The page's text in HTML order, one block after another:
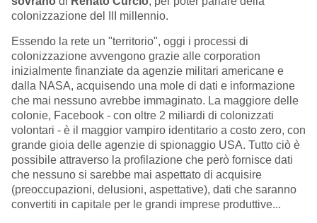
colonizzazione del III millennio.
Essendo la rete un "territorio", oggi i processi di
colonizzazione avvengono grazie alle corporation
inizialmente finanziate da agenzie militari americane e
dalla NASA, acquisendo una mole di dati e informazione
che mai nessuno avrebbe immaginato. La maggiore delle
colonie, Facebook - con oltre 2 miliardi di colonizzati
volontari - è il maggior vampiro identitario a costo zero, con
grande gioia delle agenzie di spionaggio USA. Tutto ciò è
possibile attraverso la profilazione che però fornisce dati
che nessuno si sarebbe mai aspettato di acquisire
(preoccupazioni, delusioni, aspettative), dati che saranno
convertiti in capitale per le grandi imprese produttive...